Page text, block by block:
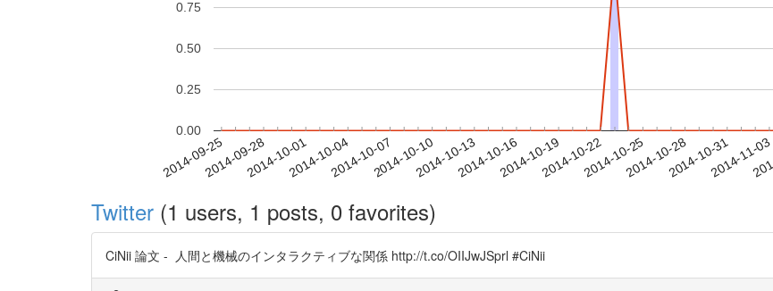
2014-09-252014-09-282014-10-012014-10-042014-10-072014-10-102014-10-132014-10-162014-10-192014-10-222014-10-252014-10-282014-10-312014-11-03
0.00
0.25
0.50
0.75
Twitter (1 users, 1 posts, 0 favorites)
CiNii 論文 - 人間と機械のインタラクティブな関係 http://t.co/OIIJwJSprl #CiNii